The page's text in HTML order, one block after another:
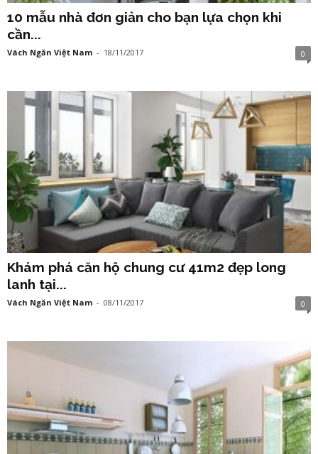
10 mẫu nhà đơn giản cho bạn lựa chọn khi
cần...
Vách Ngăn Việt Nam - 18/11/2017 0
Khám phá căn hộ chung cư 41m2 đẹp long
lanh tại...
Vách Ngăn Việt Nam - 08/11/2017 0